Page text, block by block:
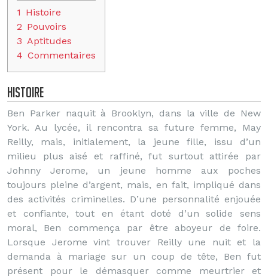
1 Histoire
2 Pouvoirs
3 Aptitudes
4 Commentaires
Histoire
Ben Parker naquit à Brooklyn, dans la ville de New
York. Au lycée, il rencontra sa future femme, May
Reilly, mais, initialement, la jeune fille, issu d’un
milieu plus aisé et raffiné, fut surtout attirée par
Johnny Jerome, un jeune homme aux poches
toujours pleine d’argent, mais, en fait, impliqué dans
des activités criminelles. D’une personnalité enjouée
et confiante, tout en étant doté d’un solide sens
moral, Ben commença par être aboyeur de foire.
Lorsque Jerome vint trouver Reilly une nuit et la
demanda à mariage sur un coup de tête, Ben fut
présent pour le démasquer comme meurtrier et